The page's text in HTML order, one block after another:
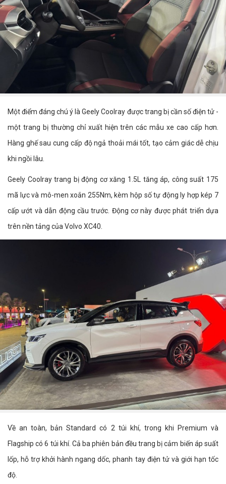
Một điểm đáng chú ý là Geely Coolray được trang bị cần số điện tử -
một trang bị thường chỉ xuất hiện trên các mẫu xe cao cấp hơn.
Hàng ghế sau cung cấp độ ngả thoải mái tốt, tạo cảm giác dễ chịu
khi ngồi lâu.
Geely Coolray trang bị động cơ xăng 1.5L tăng áp, công suất 175
mã lực và mô-men xoắn 255Nm, kèm hộp số tự động ly hợp kép 7
cấp ướt và dẫn động cầu trước. Động cơ này được phát triển dựa
trên nền tảng của Volvo XC40.
Về an toàn, bản Standard có 2 túi khí, trong khi Premium và
Flagship có 6 túi khí. Cả ba phiên bản đều trang bị cảm biến áp suất
lốp, hỗ trợ khởi hành ngang dốc, phanh tay điện tử và giới hạn tốc
độ.